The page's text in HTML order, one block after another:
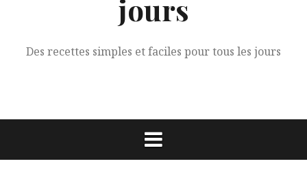
jours
Des recettes simples et faciles pour tous les jours